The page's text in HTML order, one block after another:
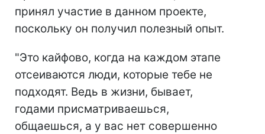
принял участие в данном проекте,
поскольку он получил полезный опыт.
"Это кайфово, когда на каждом этапе
отсеиваются люди, которые тебе не
подходят. Ведь в жизни, бывает,
годами присматриваешься,
общаешься, а у вас нет совершенно